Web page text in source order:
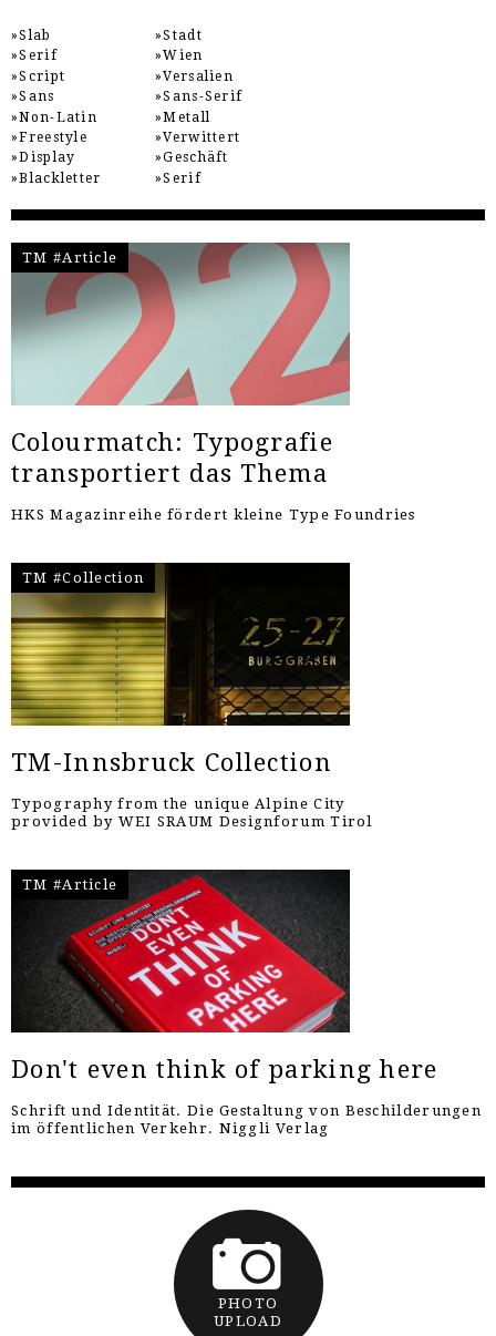
Slab
Serif
Script
Sans
Non-Latin
Freestyle
Display
Blackletter
Stadt
Wien
Versalien
Sans-Serif
Metall
Verwittert
Geschäft
Serif
TM #Article
Colourmatch: Typografie
transportiert das Thema
HKS Magazinreihe fördert kleine Type Foundries
TM #Collection
TM-Innsbruck Collection
Typography from the unique Alpine City
provided by WEI SRAUM Designforum Tirol
TM #Article
Don't even think of parking here
Schrift und Identität. Die Gestaltung von Beschilderungen
im öffentlichen Verkehr. Niggli Verlag
PHOTO
UPLOAD